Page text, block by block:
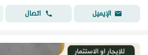
الإيميل
اتصال